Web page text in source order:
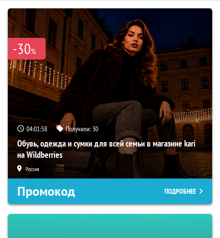
-30%
04:01:57 Получили: 30
Обувь, одежда и сумки для всей семьи в магазине kari
на Wildberries
Россия
Промокод ПОДРОБНЕЕ